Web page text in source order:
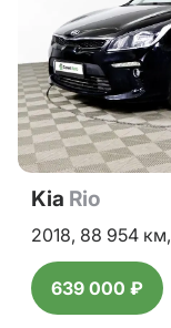
Kia Rio
2018, 88 954 км,
639 000 ₽